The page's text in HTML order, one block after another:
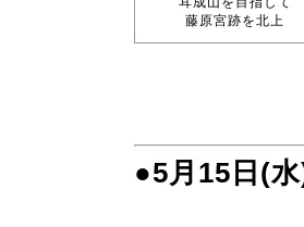
藤原宮跡を北上
●5月15日(